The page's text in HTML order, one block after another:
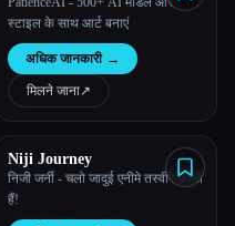
स्टाइल के साथ आर्ट बनाएं
अधिक जानकारी →
मिलने जाना↗︎
Niji Journey
निजी जर्नी - चलो जादुई एनीमे तस्वीरें बनाते
हैं!